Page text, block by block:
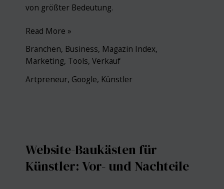
von größter Bedeutung.
Google
Ein
Kreativer
Kollaborations-
Read More »
Branchen, Business, Magazin Index,
Marketing, Tools,Verkauf
Artpreneur, Google, Künstler
Website-Baukästen für
Künstler: Vor- und Nachteile